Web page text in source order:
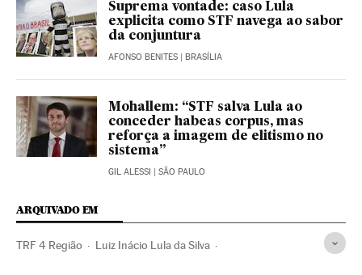
Suprema vontade: caso Lula
explicita como STF navega ao sabor
da conjuntura
AFONSO BENITES | BRASÍLIA
Mohallem: “STF salva Lula ao
conceder habeas corpus, mas
reforça a imagem de elitismo no
sistema”
GIL ALESSI | SÃO PAULO
ARQUIVADO EM
TRF 4 Região Luiz Inácio Lula da Silva